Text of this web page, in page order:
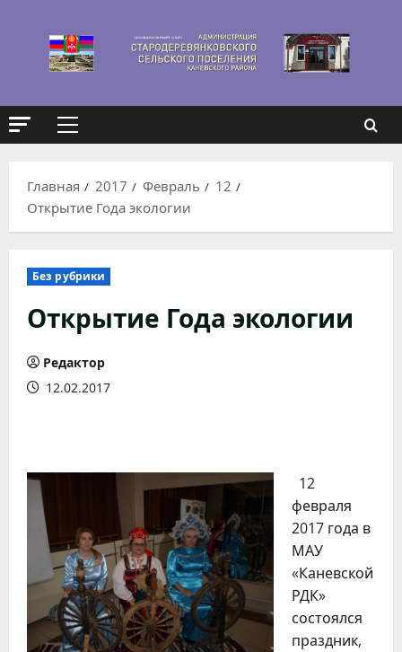
содержимому
Основное
Главная
2017 Февраль
12
Открытие Года экологии
Без рубрики
Открытие Года экологии
Редактор
12.02.2017
12
февраля
2017 года в
МАУ
«Каневской
РДК»
состоялся
праздник,